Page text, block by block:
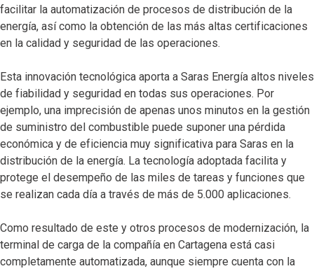
facilitar la automatización de procesos de distribución de la
energía, así como la obtención de las más altas certificaciones
en la calidad y seguridad de las operaciones.
Esta innovación tecnológica aporta a Saras Energía altos niveles
de fiabilidad y seguridad en todas sus operaciones. Por
ejemplo, una imprecisión de apenas unos minutos en la gestión
de suministro del combustible puede suponer una pérdida
económica y de eficiencia muy significativa para Saras en la
distribución de la energía. La tecnología adoptada facilita y
protege el desempeño de las miles de tareas y funciones que
se realizan cada día a través de más de 5.000 aplicaciones.
Como resultado de este y otros procesos de modernización, la
terminal de carga de la compañía en Cartagena está casi
completamente automatizada, aunque siempre cuenta con la